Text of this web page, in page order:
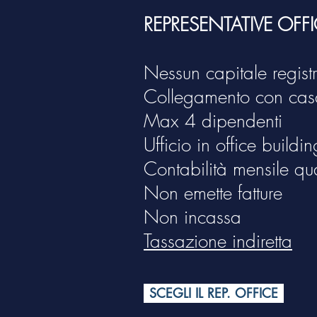
REPRESENTATIVE
Nessun capitale
Collegamento con
Max 4 dipendenti
Ufficio in office
Contabilità mensile
Non emette fatture
Non incassa
Tassazione indiretta
SCEGLI IL REP. OFFICE